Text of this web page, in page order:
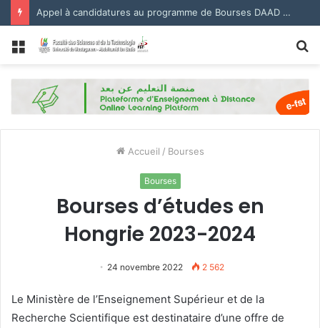
Appel à candidatures au programme de Bourses DAAD 2027.
Menu
Accueil / Bourses
Bourses
Bourses d’études en
Hongrie 2023-2024
24 novembre 2022 2 562
Le Ministère de l’Enseignement Supérieur et de la
Recherche Scientifique est destinataire d’une offre de